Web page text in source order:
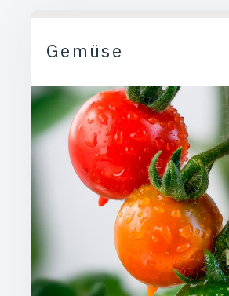
Gemüse